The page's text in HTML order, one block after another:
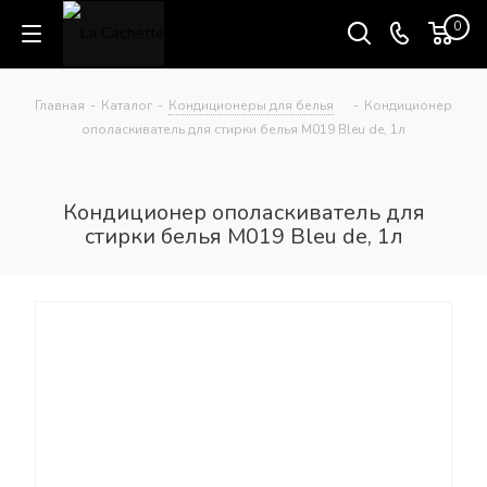
0
Главная - Каталог - Кондиционеры для белья - Кондиционер
ополаскиватель для стирки белья M019 Bleu de, 1л
Кондиционер ополаскиватель для
стирки белья M019 Bleu de, 1л